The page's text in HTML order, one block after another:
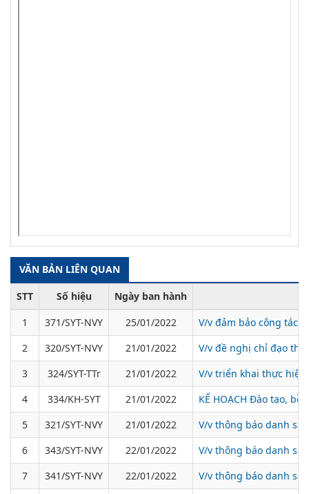
VĂN BẢN LIÊN QUAN
STT Số hiệu
Ngày ban hành
1
371/SYT-NVY 25/01/2022
V/v đảm bảo công tác
2
320/SYT-NVY 21/01/2022
V/v đề nghị chỉ đạo
3
324/SYT-TTr 21/01/2022
V/v triển khai thực
4
334/KH-SYT 21/01/2022
KẾ HOẠCH Đào tạo,
5
321/SYT-NVY 21/01/2022
V/v thông báo danh
6
343/SYT-NVY 22/01/2022
V/v thông báo danh
7
341/SYT-NVY 22/01/2022 V/v thông báo danh